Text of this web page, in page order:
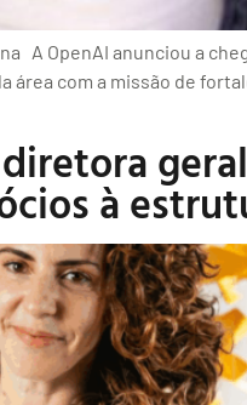
A OpenAI anunciou a
área com a missão de
à